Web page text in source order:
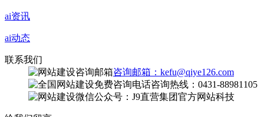
ai资讯
ai动态
联系我们
咨询邮箱：kefu@qiye126.com
咨询热线：0431-88981105
微信公众号：J9直营集团官方网站科技